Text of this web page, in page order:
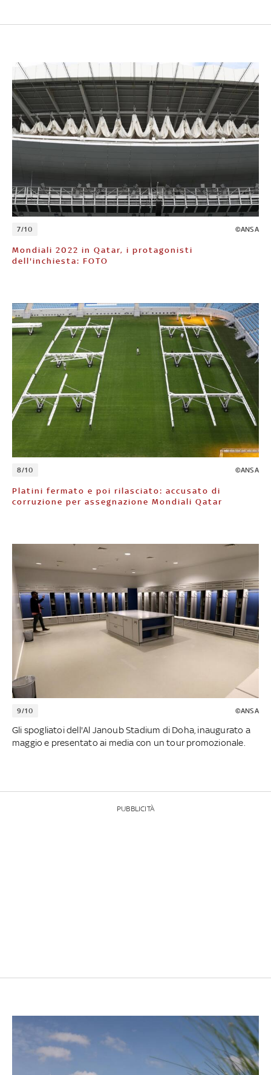
7/10 ©ANSA
Mondiali 2022 in Qatar, i protagonisti
dell'inchiesta: FOTO
8/10 ©ANSA
Platini fermato e poi rilasciato: accusato di
corruzione per assegnazione Mondiali Qatar
9/10 ©ANSA
Gli spogliatoi dell'Al Janoub Stadium di Doha, inaugurato a
maggio e presentato ai media con un tour promozionale.
PUBBLICITÀ